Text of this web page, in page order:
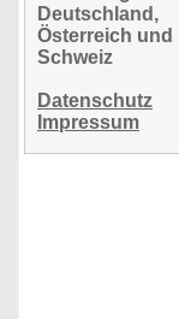
Deutschland,
Österreich und
Schweiz
Datenschutz
Impressum